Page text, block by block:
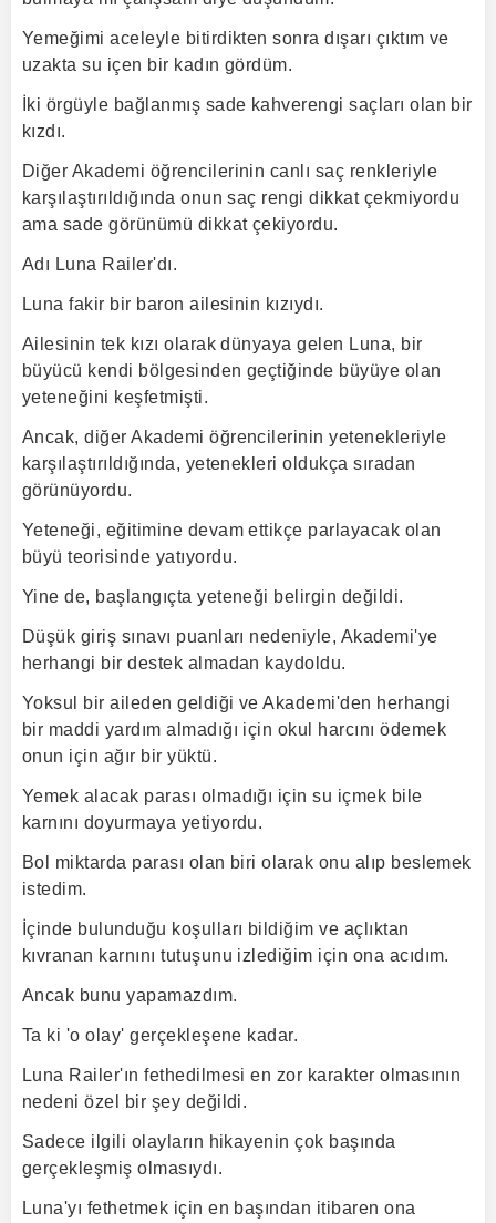
Yemeğimi aceleyle bitirdikten sonra dışarı çıktım ve
uzakta su içen bir kadın gördüm.
İki örgüyle bağlanmış sade kahverengi saçları olan bir
kızdı.
Diğer Akademi öğrencilerinin canlı saç renkleriyle
karşılaştırıldığında onun saç rengi dikkat çekmiyordu
ama sade görünümü dikkat çekiyordu.
Adı Luna Railer'dı.
Luna fakir bir baron ailesinin kızıydı.
Ailesinin tek kızı olarak dünyaya gelen Luna, bir
büyücü kendi bölgesinden geçtiğinde büyüye olan
yeteneğini keşfetmişti.
Ancak, diğer Akademi öğrencilerinin yetenekleriyle
karşılaştırıldığında, yetenekleri oldukça sıradan
görünüyordu.
Yeteneği, eğitimine devam ettikçe parlayacak olan
büyü teorisinde yatıyordu.
Yine de, başlangıçta yeteneği belirgin değildi.
Düşük giriş sınavı puanları nedeniyle, Akademi'ye
herhangi bir destek almadan kaydoldu.
Yoksul bir aileden geldiği ve Akademi'den herhangi
bir maddi yardım almadığı için okul harcını ödemek
onun için ağır bir yüktü.
Yemek alacak parası olmadığı için su içmek bile
karnını doyurmaya yetiyordu.
Bol miktarda parası olan biri olarak onu alıp beslemek
istedim.
İçinde bulunduğu koşulları bildiğim ve açlıktan
kıvranan karnını tutuşunu izlediğim için ona acıdım.
Ancak bunu yapamazdım.
Ta ki 'o olay' gerçekleşene kadar.
Luna Railer'ın fethedilmesi en zor karakter olmasının
nedeni özel bir şey değildi.
Sadece ilgili olayların hikayenin çok başında
gerçekleşmiş olmasıydı.
Luna'yı fethetmek için en başından itibaren ona